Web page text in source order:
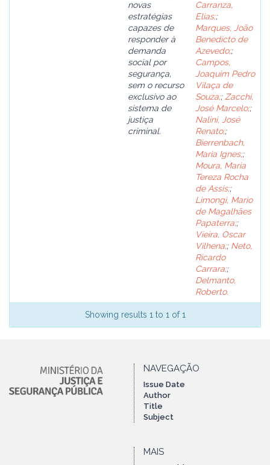
novas
estratégias
capazes de
responder à
demanda
social por
segurança,
sem o recurso
exclusivo ao
sistema de
justiça
criminal.
Carranza,
Elias;;
Marques, João
Benedicto de
Azevedo;;
Campos,
Joaquim Pedro
Vilaça de
Souza;; Zacchi,
José Marcelo;;
Nalini, José
Renato;;
Bierrenbach,
Maria Ignes;;
Moura, Maria
Tereza Rocha
de Assis;;
Limongi, Mario
de Magalhães
Papaterra;;
Vieira, Oscar
Vilhena;; Neto,
Ricardo
Carrara;;
Delmanto,
Roberto.
Showing results 1 to 1 of 1
NAVEGAÇÃO
Issue Date
Author
Title
Subject
MAIS